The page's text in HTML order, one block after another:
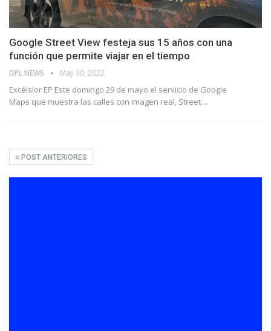
Google Street View festeja sus 15 años con una
función que permite viajar en el tiempo
DPL NEWS May 30, 2022
Excélsior EP Este domingo 29 de mayo el servicio de Google
Maps que muestra las calles con imagen real, Street…
POST ANTERIORES